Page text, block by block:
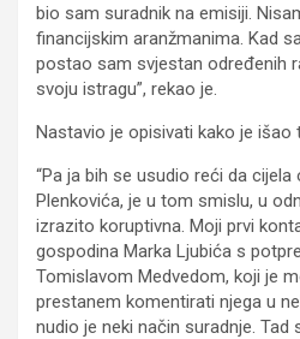
bio sam suradnik na emisiji.
financijskim aranžmanima. Kad
postao sam svjestan određenih
svoju istragu”, rekao je.
Nastavio je opisivati kako je išao
“Pa ja bih se usudio reći da cijela
Plenkovića, je u tom smislu, u
izrazito koruptivna. Moji prvi
gospodina Marka Ljubića s
Tomislavom Medvedom, koji je
prestanem komentirati njega u
nudio je neki način suradnje. Tad